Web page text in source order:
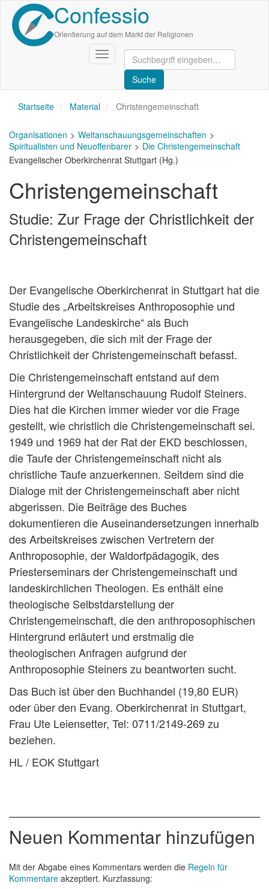
Direkt
zum
Inhalt
Confessio
Orientierung auf dem Markt der Religionen
Navigation
aktivieren/deaktivieren
Startseite Material Christengemeinschaft
Organisationen
Weltanschauungsgemeinschaften
Spiritualisten und Neuoffenbarer
Die Christengemeinschaft
Evangelischer Oberkirchenrat Stuttgart (Hg.)
Christengemeinschaft
Studie: Zur Frage der Christlichkeit der
Christengemeinschaft
Der Evangelische Oberkirchenrat in Stuttgart hat die
Studie des „Arbeitskreises Anthroposophie und
Evangelische Landeskirche“ als Buch
herausgegeben, die sich mit der Frage der
Christlichkeit der Christengemeinschaft befasst.
Die Christengemeinschaft entstand auf dem
Hintergrund der Weltanschauung Rudolf Steiners.
Dies hat die Kirchen immer wieder vor die Frage
gestellt, wie christlich die Christengemeinschaft sei.
1949 und 1969 hat der Rat der EKD beschlossen,
die Taufe der Christengemeinschaft nicht als
christliche Taufe anzuerkennen. Seitdem sind die
Dialoge mit der Christengemeinschaft aber nicht
abgerissen. Die Beiträge des Buches
dokumentieren die Auseinandersetzungen innerhalb
des Arbeitskreises zwischen Vertretern der
Anthroposophie, der Waldorfpädagogik, des
Priesterseminars der Christengemeinschaft und
landeskirchlichen Theologen. Es enthält eine
theologische Selbstdarstellung der
Christengemeinschaft, die den anthroposophischen
Hintergrund erläutert und erstmalig die
theologischen Anfragen aufgrund der
Anthroposophie Steiners zu beantworten sucht.
Das Buch ist über den Buchhandel (19,80 EUR)
oder über den Evang. Oberkirchenrat in Stuttgart,
Frau Ute Leiensetter, Tel: 0711/2149-269 zu
beziehen.
HL / EOK Stuttgart
Neuen Kommentar hinzufügen
Mit der Abgabe eines Kommentars werden die Regeln für
Kommentare akzeptiert. Kurzfassung: